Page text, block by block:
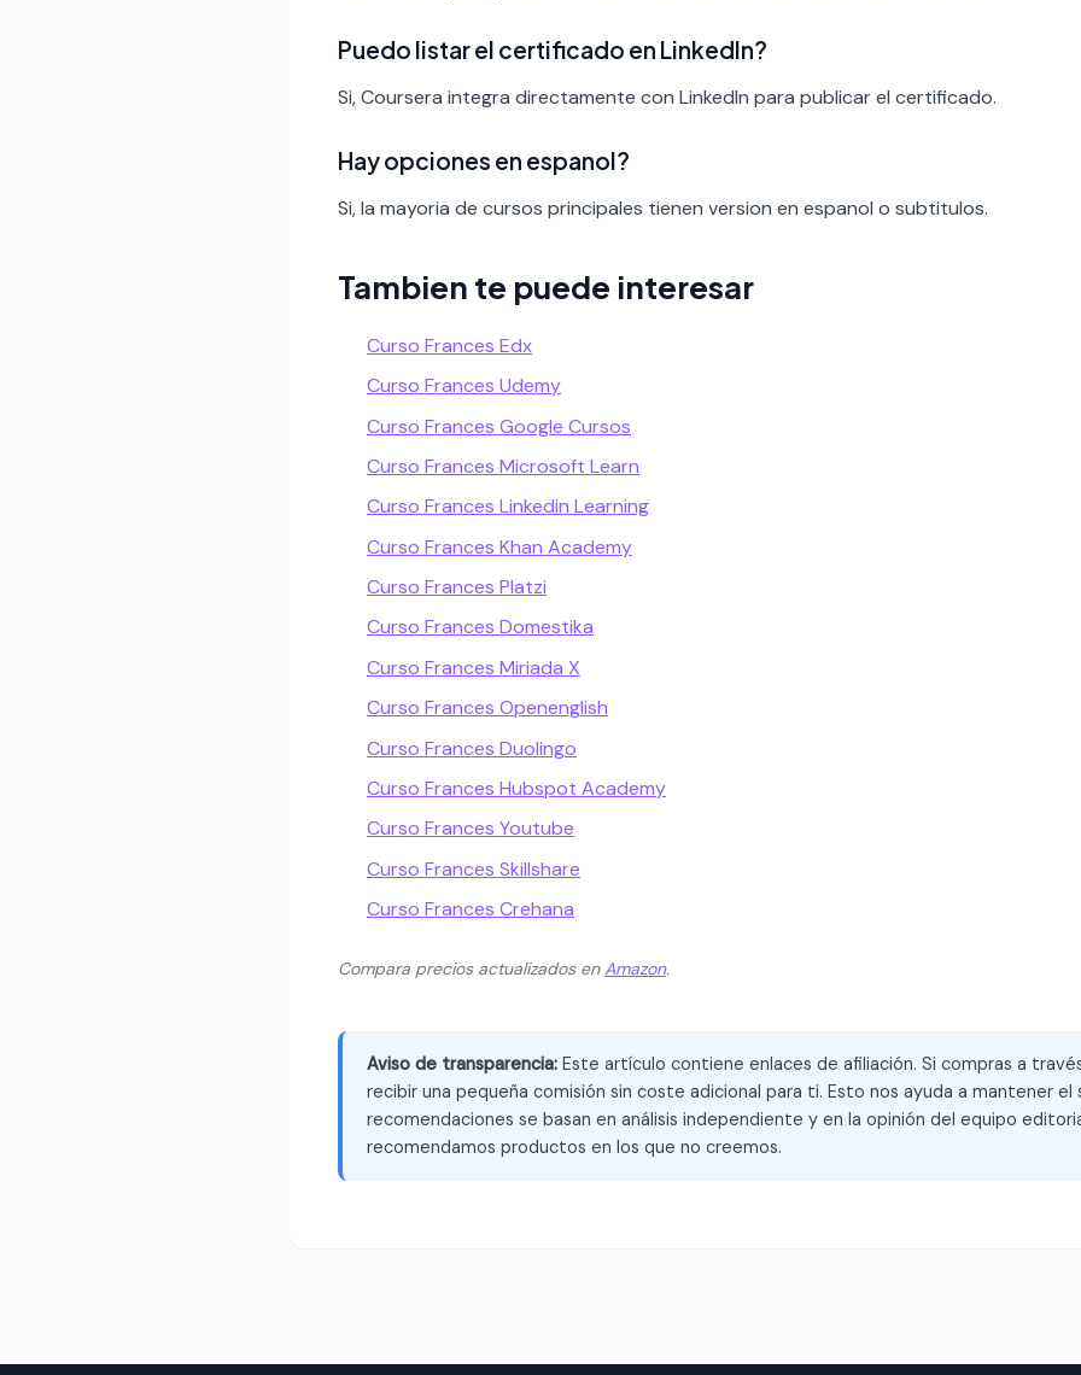
Puedo listar el certificado en LinkedIn?
Si, Coursera integra directamente con LinkedIn para publicar el certificado.
Hay opciones en espanol?
Si, la mayoria de cursos principales tienen version en espanol o subtitulos.
Tambien te puede interesar
Curso Frances Edx
Curso Frances Udemy
Curso Frances Google Cursos
Curso Frances Microsoft Learn
Curso Frances Linkedin Learning
Curso Frances Khan Academy
Curso Frances Platzi
Curso Frances Domestika
Curso Frances Miriada X
Curso Frances Openenglish
Curso Frances Duolingo
Curso Frances Hubspot Academy
Curso Frances Youtube
Curso Frances Skillshare
Curso Frances Crehana
Compara precios actualizados enAmazon.
Aviso de transparencia: Este artículo contiene enlaces de afiliación. Si compras a
recibir una pequeña comisión sin coste adicional para ti. Esto nos ayuda a mantener el
recomendaciones se basan en análisis independiente y en la opinión del equipo
recomendamos productos en los que no creemos.